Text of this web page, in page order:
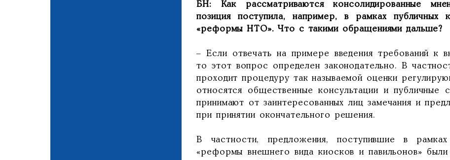
БН: Как рассматриваются консолидированные
позиция поступила, например, в рамках публичных
«реформы НТО». Что с такими обращениями дальше?
– Если отвечать на примере введения требований к
то этот вопрос определен законодательно. В
проходит процедуру так называемой оценки
относятся общественные консультации и публичные
принимают от заинтересованных лиц замечания и
при принятии окончательного решения.
В частности, предложения, поступившие в
«реформы внешнего вида киосков и павильонов»